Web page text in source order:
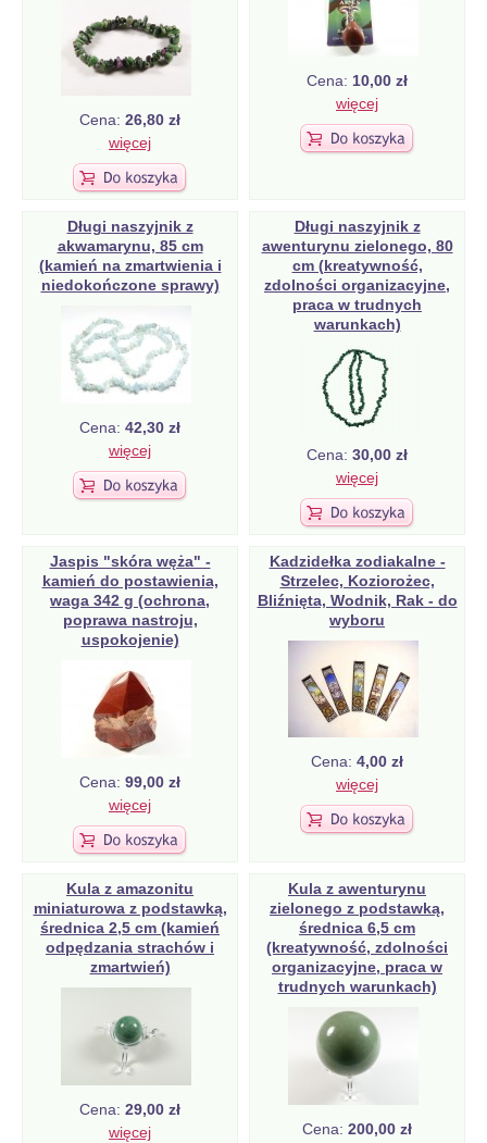
Cena: 26,80 zł
więcej
Cena: 10,00 zł
więcej
Długi naszyjnik z
akwamarynu, 85 cm
(kamień na zmartwienia i
niedokończone sprawy)
Cena: 42,30 zł
więcej
Długi naszyjnik z
awenturynu zielonego, 80
cm (kreatywność,
zdolności organizacyjne,
praca w trudnych
warunkach)
Cena: 30,00 zł
więcej
Jaspis "skóra węża" -
kamień do postawienia,
waga 342 g (ochrona,
poprawa nastroju,
uspokojenie)
Cena: 99,00 zł
więcej
Kadzidełka zodiakalne -
Strzelec, Koziorożec,
Bliźnięta, Wodnik, Rak - do
wyboru
Cena: 4,00 zł
więcej
Kula z amazonitu
miniaturowa z podstawką,
średnica 2,5 cm (kamień
odpędzania strachów i
zmartwień)
Cena: 29,00 zł
więcej
Kula z awenturynu
zielonego z podstawką,
średnica 6,5 cm
(kreatywność, zdolności
organizacyjne, praca w
trudnych warunkach)
Cena: 200,00 zł